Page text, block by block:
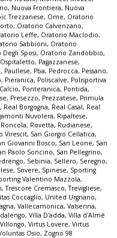
, Nuova Frontiera, Nuova
Trezzanese, Ome, Oratorio
, Oratorio Calvenzano,
Leffe, Oratorio Maclodio,
Sabbioni, Oratorio
Degli Sposi, Oratorio Zandobbio,
Ospitaletto, Pagazzanese,
, Paullese, Pba, Pedrocca, Pessano,
, Pieranica, Poliscalve, Polisportiva
, Ponteranica, Pontida,
, Presezzo, Prezzatese, Primula
, Real Borgogna, Real Casal, Real
Nuvolera, Ripaltese,
Roncola, Rovetta, Rudianese,
Virescit, San Giorgio Cellatica,
Giovanni Bosco, San Leone, San
Paolo Soncino, San Pellegrino,
, Sebinia, Sellero, Seregno,
, Sovere, Spinese, Sporting
Valentino Mazzola,
,Trescore Cremasco,Trevigliese,
Coccaglio, United Urgnano,
, Vallecamonica, Valserina,
, Villa D'adda, Villa d'Almè
Villongo, Virtus Lovere, Virtus
Osio, Zogno 98